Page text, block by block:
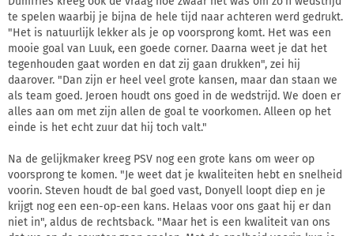
te spelen waarbij je bijna de hele tijd naar achteren werd gedrukt.
"Het is natuurlijk lekker als je op voorsprong komt. Het was een
mooie goal van Luuk, een goede corner. Daarna weet je dat het
tegenhouden gaat worden en dat zij gaan drukken", zei hij
daarover. "Dan zijn er heel veel grote kansen, maar dan staan we
als team goed. Jeroen houdt ons goed in de wedstrijd. We doen er
alles aan om met zijn allen de goal te voorkomen. Alleen op het
einde is het echt zuur dat hij toch valt."
Na de gelijkmaker kreeg PSV nog een grote kans om weer op
voorsprong te komen. "Je weet dat je kwaliteiten hebt en snelheid
voorin. Steven houdt de bal goed vast, Donyell loopt diep en je
krijgt nog een een-op-een kans. Helaas voor ons gaat hij er dan
niet in", aldus de rechtsback. "Maar het is een kwaliteit van ons